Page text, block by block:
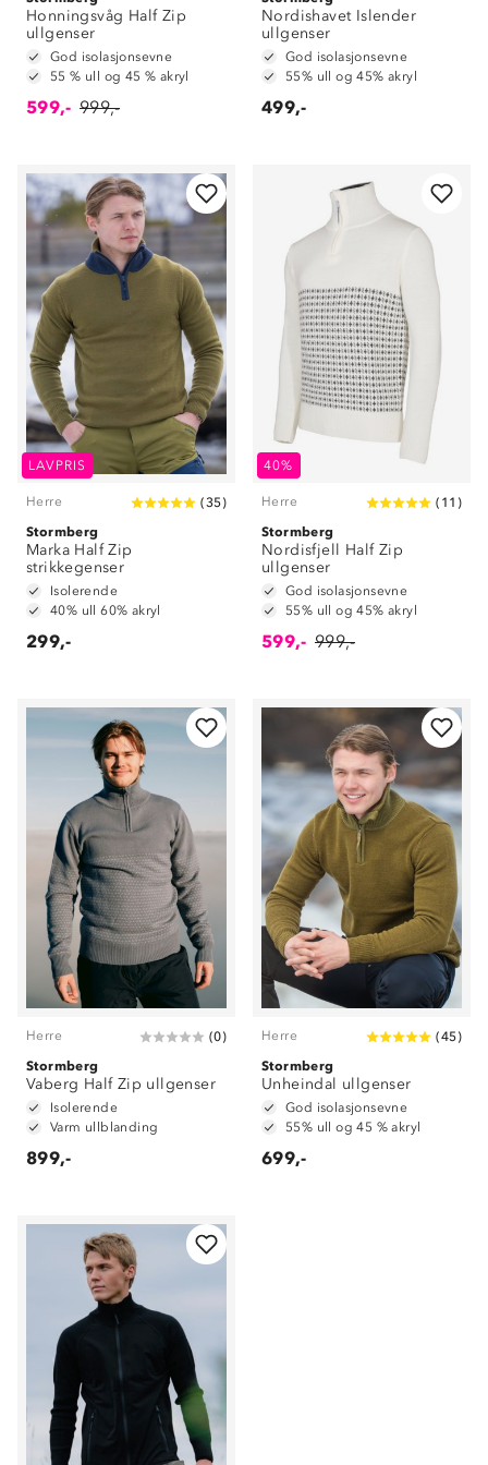
Honningsvåg Half Zip
ullgenser
God isolasjonsevne
55 % ull og 45 % akryl
599,- 999,-
Nordishavet Islender
ullgenser
God isolasjonsevne
55% ull og 45% akryl
499,-
LAVPRIS
Herre (35)
Stormberg
Marka Half Zip
strikkegenser
Isolerende
40% ull 60% akryl
299,-
40%
Herre ( 11 )
Stormberg
Nordisfjell Half Zip
ullgenser
God isolasjonsevne
55% ull og 45% akryl
599,- 999,-
Herre (0)
Stormberg
Vaberg Half Zip ullgenser
Isolerende
Varm ullblanding
899,-
Herre (45)
Stormberg
Unheindal ullgenser
God isolasjonsevne
55% ull og 45 % akryl
699,-